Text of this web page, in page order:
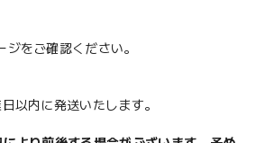
ジをご確認ください。
以内に発送いたします。